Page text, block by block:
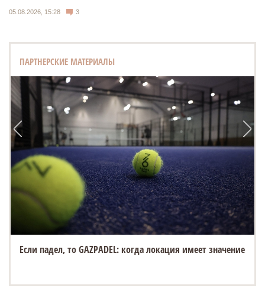
05.08.2026, 15:28 3
ПАРТНЕРСКИЕ МАТЕРИАЛЫ
Если падел, то GAZPADEL: когда локация имеет значение